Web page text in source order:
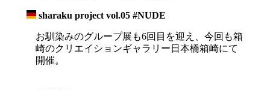
sharaku project vol.05 #NUDE
お馴染みのグループ展も6回目を迎え、今回も箱
崎のクリエイションギャラリー日本橋箱崎にて
開催。